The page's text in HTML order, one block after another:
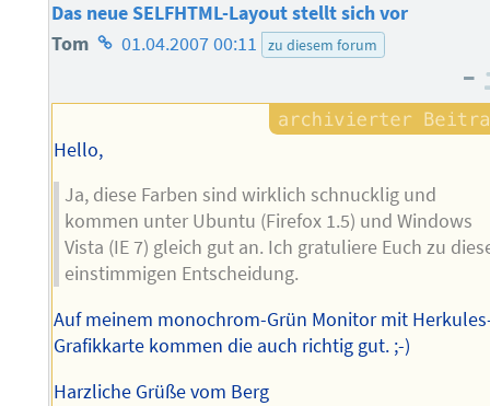
Das neue SELFHTML-Layout stellt sich vor
Tom Homepage
Autors
01.04.2007 00:11 zu diesem forum
–
Hello,
Ja, diese Farben sind wirklich schnucklig und
kommen unter Ubuntu (Firefox 1.5) und Windows
Vista (IE 7) gleich gut an. Ich gratuliere Euch zu
einstimmigen Entscheidung.
Auf meinem monochrom-Grün Monitor mit
Grafikkarte kommen die auch richtig gut. ;-)
Harzliche Grüße vom Berg